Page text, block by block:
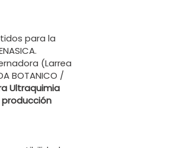
para la
(Larrea
BOTANICO /
Ultraquimia
producción